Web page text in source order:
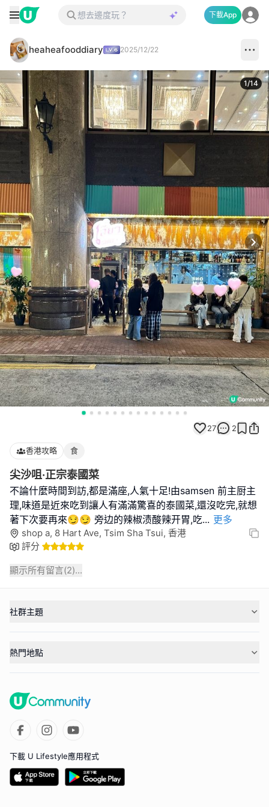
下載App
heaheafooddiary 2025/12/22
1/14
27 2
香港攻略 食
尖沙咀·正宗泰國菜
不論什麼時間到訪,都是滿座,人氣十足!由samsen 前主厨主
理,味道是近來吃到讓人有滿滿驚喜的泰國菜,還沒吃完,就想
著下次要再來😏😏 旁边的辣椒渍酸辣开胃,吃... 更多
shop a, 8 Hart Ave, Tsim Sha Tsui, 香港
評分
顯示所有留言(2)...
社群主題
熱門地點
下載 U Lifestyle應用程式